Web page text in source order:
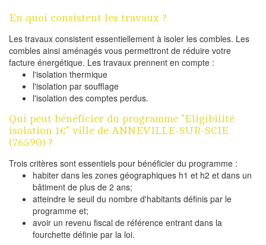
En quoi consistent les travaux ?
Les travaux consistent essentiellement à isoler les combles. Les
combles ainsi aménagés vous permettront de réduire votre
facture énergétique. Les travaux prennent en compte :
l'isolation thermique
l'isolation par soufflage
l'isolation des comptes perdus.
Qui peut bénéficier du programme "Eligibilité
isolation 1€" ville de ANNEVILLE-SUR-SCIE
(76590) ?
Trois critères sont essentiels pour bénéficier du programme :
habiter dans les zones géographiques h1 et h2 et dans un
bâtiment de plus de 2 ans;
atteindre le seuil du nombre d'habitants définis par le
programme et;
avoir un revenu fiscal de référence entrant dans la
fourchette définie par la loi.